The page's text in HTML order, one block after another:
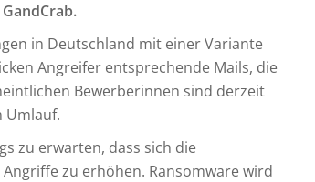
in Deutschland mit einer Variante
Angreifer entsprechende Mails, die
Bewerberinnen sind derzeit
Umlauf.
zu erwarten, dass sich die
zu erhöhen. Ransomware wird